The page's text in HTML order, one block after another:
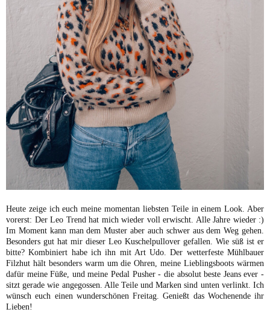
Heute zeige ich euch meine momentan liebsten Teile in einem Look. Aber
vorerst: Der Leo Trend hat mich wieder voll erwischt. Alle Jahre wieder :)
Im Moment kann man dem Muster aber auch schwer aus dem Weg gehen.
Besonders gut hat mir dieser Leo Kuschelpullover gefallen. Wie süß ist er
bitte? Kombiniert habe ich ihn mit Art Udo. Der wetterfeste Mühlbauer
Filzhut hält besonders warm um die Ohren, meine Lieblingsboots wärmen
dafür meine Füße, und meine Pedal Pusher - die absolut beste Jeans ever -
sitzt gerade wie angegossen. Alle Teile und Marken sind unten verlinkt. Ich
wünsch euch einen wunderschönen Freitag. Genießt das Wochenende ihr
Lieben!